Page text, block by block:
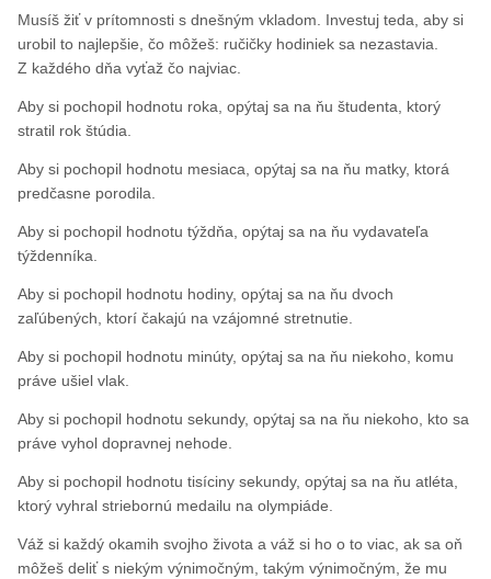
Musíš žiť v prítomnosti s dnešným vkladom. Investuj teda, aby si
urobil to najlepšie, čo môžeš: ručičky hodiniek sa nezastavia.
Z každého dňa vyťaž čo najviac.
Aby si pochopil hodnotu roka, opýtaj sa na ňu študenta, ktorý
stratil rok štúdia.
Aby si pochopil hodnotu mesiaca, opýtaj sa na ňu matky, ktorá
predčasne porodila.
Aby si pochopil hodnotu týždňa, opýtaj sa na ňu vydavateľa
týždenníka.
Aby si pochopil hodnotu hodiny, opýtaj sa na ňu dvoch
zaľúbených, ktorí čakajú na vzájomné stretnutie.
Aby si pochopil hodnotu minúty, opýtaj sa na ňu niekoho, komu
práve ušiel vlak.
Aby si pochopil hodnotu sekundy, opýtaj sa na ňu niekoho, kto sa
práve vyhol dopravnej nehode.
Aby si pochopil hodnotu tisíciny sekundy, opýtaj sa na ňu atléta,
ktorý vyhral striebornú medailu na olympiáde.
Váž si každý okamih svojho života a váž si ho o to viac, ak sa oň
môžeš deliť s niekým výnimočným, takým výnimočným, že mu